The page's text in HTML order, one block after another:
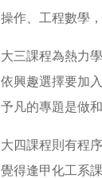
操作、工程數學
大三課程為熱力
依興趣選擇要加
予凡的專題是做
大四課程則有程
覺得逢甲化工系